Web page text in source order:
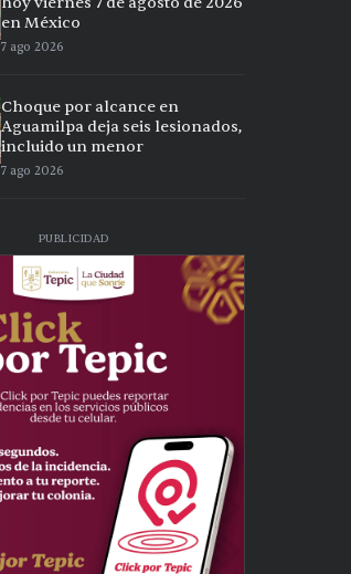
en México
7 ago 2026
Choque por alcance en
Aguamilpa deja seis lesionados,
incluido un menor
7 ago 2026
PUBLICIDAD